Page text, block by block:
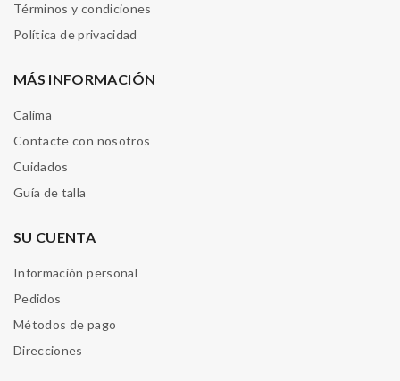
Términos y condiciones
Política de privacidad
MÁS INFORMACIÓN
Calima
Contacte con nosotros
Cuidados
Guía de talla
SU CUENTA
Información personal
Pedidos
Métodos de pago
Direcciones